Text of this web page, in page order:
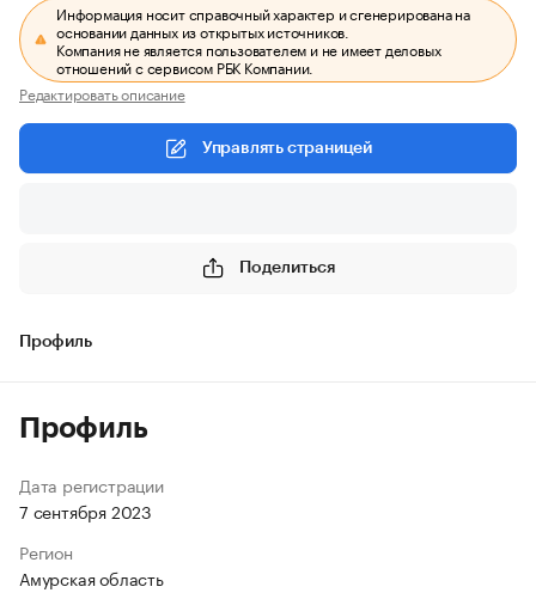
Информация носит справочный характер и сгенерирована на
основании данных из открытых источников.
Компания не является пользователем и не имеет деловых
отношений с сервисом РБК Компании.
Редактировать описание
Управлять страницей
Поделиться
Профиль
Профиль
Дата регистрации
7 сентября 2023
Регион
Амурская область